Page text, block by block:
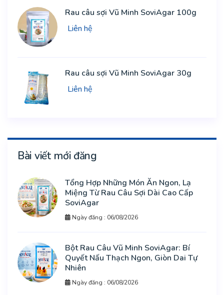
Rau câu sợi Vũ Minh SoviAgar 100g
Liên hệ
Rau câu sợi Vũ Minh SoviAgar 30g
Liên hệ
Bài viết mới đăng
Tổng Hợp Những Món Ăn Ngon, Lạ
Miệng Từ Rau Câu Sợi Dài Cao Cấp
SoviAgar
Ngày đăng : 06/08/2026
Bột Rau Câu Vũ Minh SoviAgar: Bí
Quyết Nấu Thạch Ngon, Giòn Dai Tự
Nhiên
Ngày đăng : 06/08/2026